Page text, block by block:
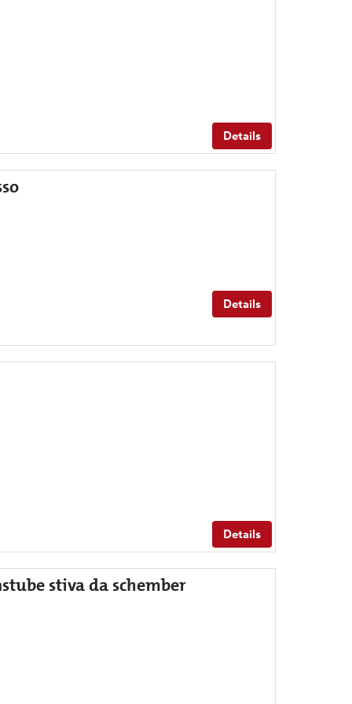
Details
Details
Details
stiva da schember